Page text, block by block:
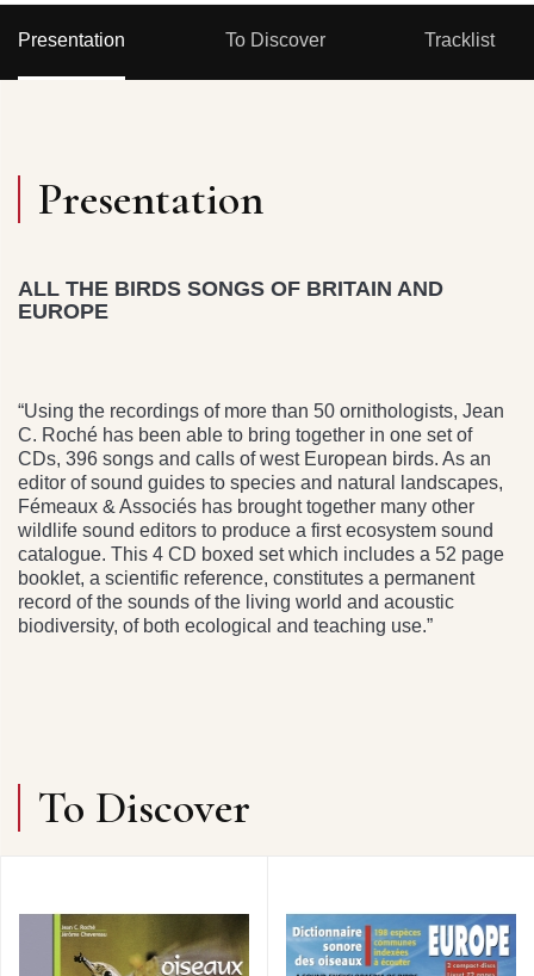
Presentation To Discover Tracklist
Presentation
ALL THE BIRDS SONGS OF BRITAIN AND
EUROPE
“Using the recordings of more than 50 ornithologists, Jean
C. Roché has been able to bring together in one set of
CDs, 396 songs and calls of west European birds. As an
editor of sound guides to species and natural landscapes,
Fémeaux & Associés has brought together many other
wildlife sound editors to produce a first ecosystem sound
catalogue. This 4 CD boxed set which includes a 52 page
booklet, a scientific reference, constitutes a permanent
record of the sounds of the living world and acoustic
biodiversity, of both ecological and teaching use.”
To Discover